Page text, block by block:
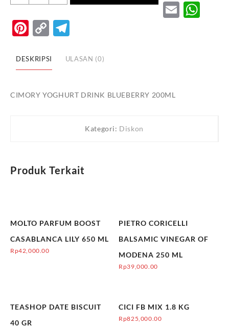
CIMORY
DRINK
Email
Pinterest
Copy
DESKRIPSI ULASAN (0)
CIMORY YOGHURT DRINK BLUEBERRY 200ML
Kategori: Diskon
Produk Terkait
MOLTO PARFUM BOOST
CASABLANCA LILY 650 ML
Rp42,000.00
PIETRO CORICELLI
BALSAMIC VINEGAR OF
MODENA 250 ML
Rp39,000.00
TEASHOP DATE BISCUIT
40 GR
CICI FB MIX 1.8 KG
Rp825,000.00